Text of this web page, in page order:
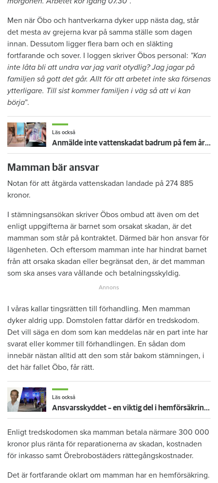
Men när Öbo och hantverkarna dyker upp nästa dag, står
det mesta av grejerna kvar på samma ställe som dagen
innan. Dessutom ligger flera barn och en släkting
fortfarande och sover. I loggen skriver Öbos personal: ”Kan
inte låta bli att undra var jag varit otydlig? Jag jagar på
familjen så gott det går. Allt för att arbetet inte ska försenas
ytterligare. Till sist kommer familjen i väg så att vi kan
börja”.
Läs också
Anmälde inte vattenskadat badrum på fem år – krävs på 125 000 kronor
Mamman bär ansvar
Notan för att åtgärda vattenskadan landade på 274 885
kronor.
I stämningsansökan skriver Öbos ombud att även om det
enligt uppgifterna är barnet som orsakat skadan, är det
mamman som står på kontraktet. Därmed bär hon ansvar för
lägenheten. Och eftersom mamman inte har hindrat barnet
från att orsaka skadan eller begränsat den, är det mamman
som ska anses vara vållande och betalningsskyldig.
I våras kallar tingsrätten till förhandling. Men mamman
dyker aldrig upp. Domstolen fattar därför en tredskodom.
Det vill säga en dom som kan meddelas när en part inte har
svarat eller kommer till förhandlingen. En sådan dom
innebär nästan alltid att den som står bakom stämningen, i
det här fallet Öbo, får rätt.
Läs också
Ansvarsskyddet – en viktig del i hemförsäkringen
Enligt tredskodomen ska mamman betala närmare 300 000
kronor plus ränta för reparationerna av skadan, kostnaden
för inkasso samt Örebrobostäders rättegångskostnader.
Det är fortfarande oklart om mamman har en hemförsäkring.